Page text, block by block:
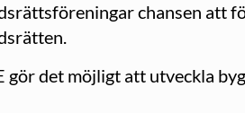
chansen att
gör det möjligt att utveckla